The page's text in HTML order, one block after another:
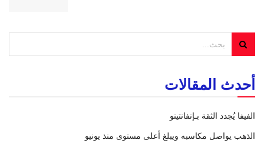
أحدث المقالات
الفيفا يُجدد الثقة بـإنفانتينو
الذهب يواصل مكاسبه ويبلغ أعلى مستوى منذ يونيو